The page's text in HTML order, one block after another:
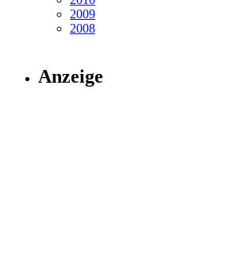
2009
2008
Anzeige